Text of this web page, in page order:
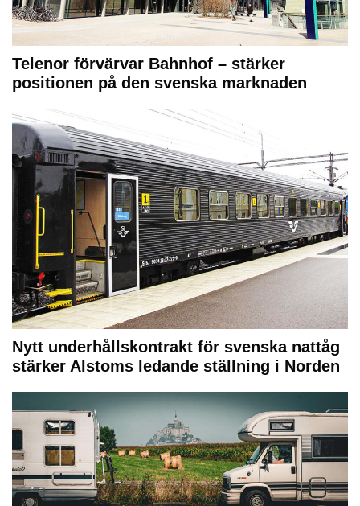
Telenor förvärvar Bahnhof – stärker
positionen på den svenska marknaden
Nytt underhållskontrakt för svenska nattåg
stärker Alstoms ledande ställning i Norden